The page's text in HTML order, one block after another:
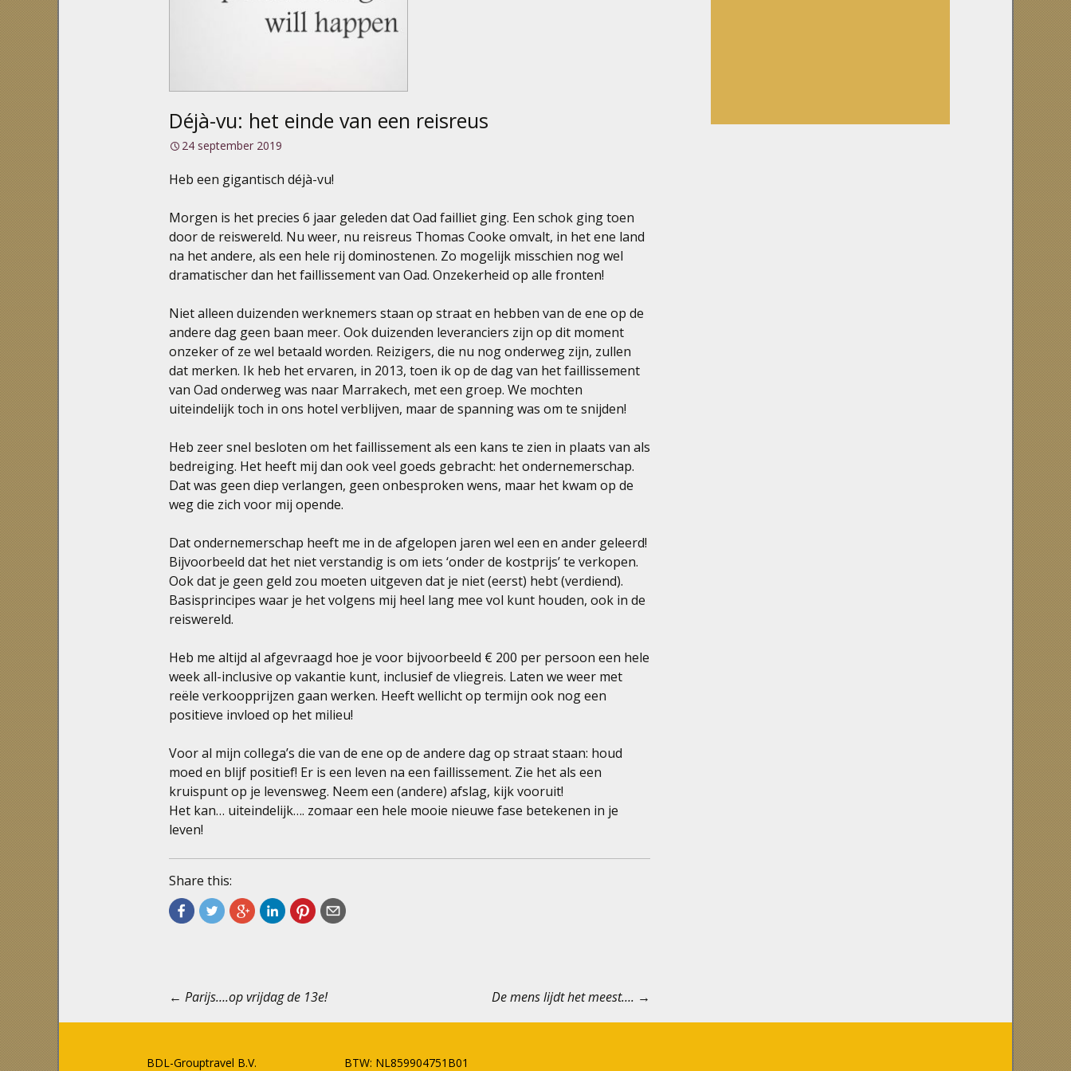
Déjà-vu: het einde van een reisreus
24 september 2019
Heb een gigantisch déjà-vu!
Morgen is het precies 6 jaar geleden dat Oad failliet ging. Een schok ging toen
door de reiswereld. Nu weer, nu reisreus Thomas Cooke omvalt, in het ene land
na het andere, als een hele rij dominostenen. Zo mogelijk misschien nog wel
dramatischer dan het faillissement van Oad. Onzekerheid op alle fronten!
Niet alleen duizenden werknemers staan op straat en hebben van de ene op de
andere dag geen baan meer. Ook duizenden leveranciers zijn op dit moment
onzeker of ze wel betaald worden. Reizigers, die nu nog onderweg zijn, zullen
dat merken. Ik heb het ervaren, in 2013, toen ik op de dag van het faillissement
van Oad onderweg was naar Marrakech, met een groep. We mochten
uiteindelijk toch in ons hotel verblijven, maar de spanning was om te snijden!
Heb zeer snel besloten om het faillissement als een kans te zien in plaats van als
bedreiging. Het heeft mij dan ook veel goeds gebracht: het ondernemerschap.
Dat was geen diep verlangen, geen onbesproken wens, maar het kwam op de
weg die zich voor mij opende.
Dat ondernemerschap heeft me in de afgelopen jaren wel een en ander geleerd!
Bijvoorbeeld dat het niet verstandig is om iets ‘onder de kostprijs’ te verkopen.
Ook dat je geen geld zou moeten uitgeven dat je niet (eerst) hebt (verdiend).
Basisprincipes waar je het volgens mij heel lang mee vol kunt houden, ook in de
reiswereld.
Heb me altijd al afgevraagd hoe je voor bijvoorbeeld € 200 per persoon een hele
week all-inclusive op vakantie kunt, inclusief de vliegreis. Laten we weer met
reële verkoopprijzen gaan werken. Heeft wellicht op termijn ook nog een
positieve invloed op het milieu!
Voor al mijn collega’s die van de ene op de andere dag op straat staan: houd
moed en blijf positief! Er is een leven na een faillissement. Zie het als een
kruispunt op je levensweg. Neem een (andere) afslag, kijk vooruit!
Het kan… uiteindelijk…. zomaar een hele mooie nieuwe fase betekenen in je
leven!
Share this:
Berichtnavigatie
← Parijs….op vrijdag de 13e! De mens lijdt het meest…. →
BDL-Grouptravel B.V. BTW: NL859904751B01